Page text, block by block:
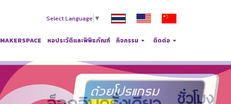
Select Language ▼
MAKERSPACE หอประวัติและพิพิธภัณฑ์ กิจกรรม ติดต่อ